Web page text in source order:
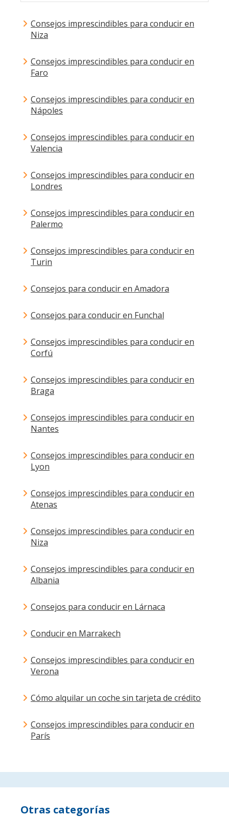
Consejos imprescindibles para conducir en
Niza
Consejos imprescindibles para conducir en
Faro
Consejos imprescindibles para conducir en
Nápoles
Consejos imprescindibles para conducir en
Valencia
Consejos imprescindibles para conducir en
Londres
Consejos imprescindibles para conducir en
Palermo
Consejos imprescindibles para conducir en
Turin
Consejos para conducir en Amadora
Consejos para conducir en Funchal
Consejos imprescindibles para conducir en
Corfú
Consejos imprescindibles para conducir en
Braga
Consejos imprescindibles para conducir en
Nantes
Consejos imprescindibles para conducir en
Lyon
Consejos imprescindibles para conducir en
Atenas
Consejos imprescindibles para conducir en
Niza
Consejos imprescindibles para conducir en
Albania
Consejos para conducir en Lárnaca
Conducir en Marrakech
Consejos imprescindibles para conducir en
Verona
Cómo alquilar un coche sin tarjeta de crédito
Consejos imprescindibles para conducir en
París
Otras categorías